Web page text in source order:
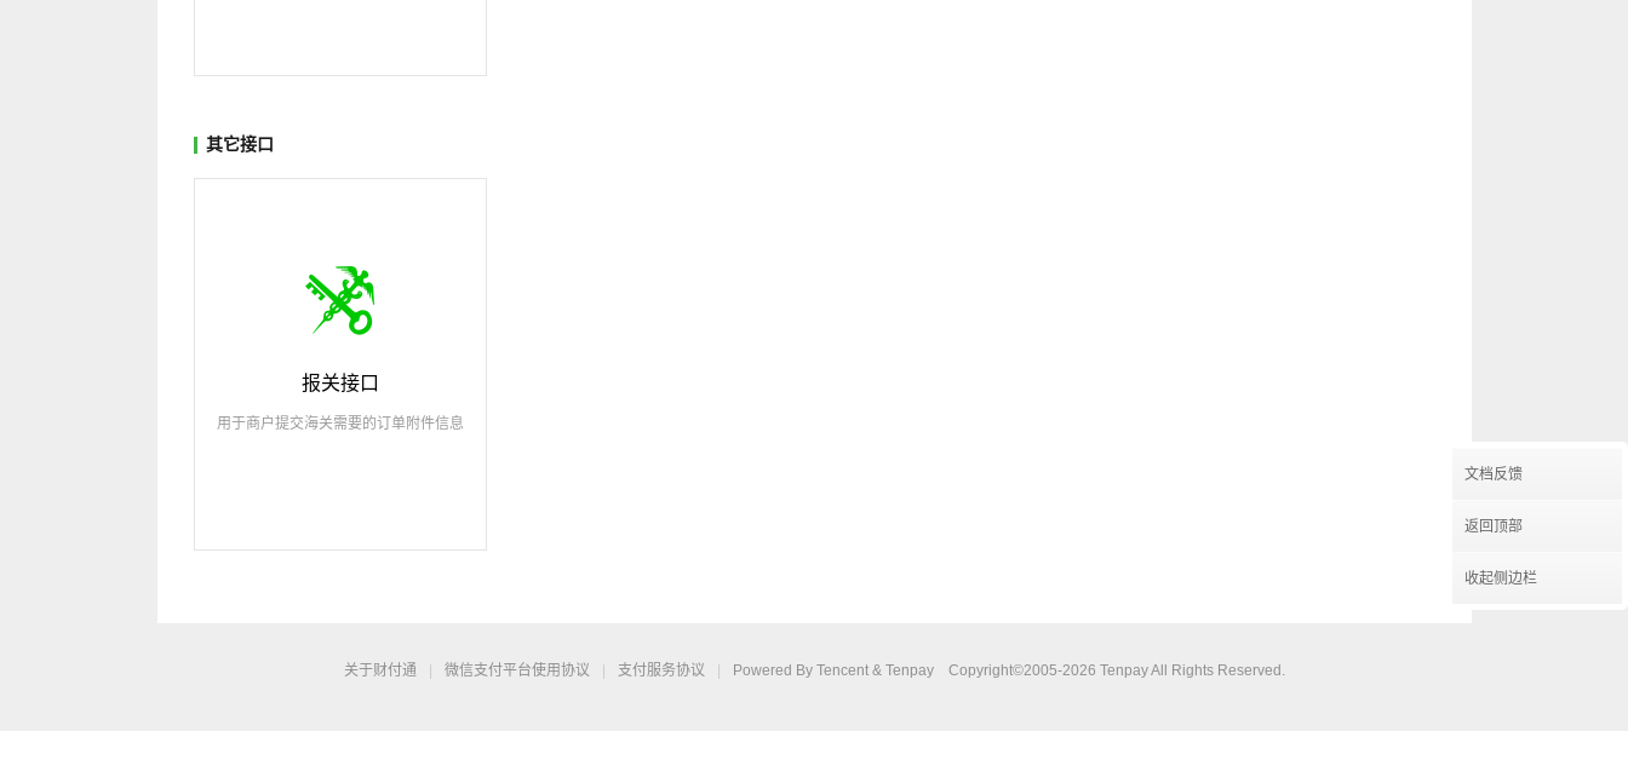
其它接口
报关接口
用于商户提交海关需要的订单附件信息
关于财付通 微信支付平台使用协议 支付服务协议 Powered By Tencent & Tenpay Copyright©2005-2026 Tenpay All Rights Reserved.
文档反馈
返回顶部
收起侧边栏